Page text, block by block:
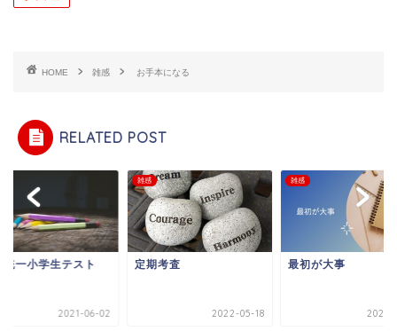
HOME 雑感 お手本になる
RELATED POST
統一小学生テスト
2021-06-02
雑感
定期考査
2022-05-18
雑感
最初が大事
2025-